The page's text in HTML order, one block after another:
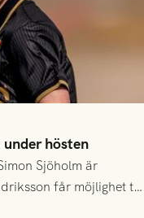
hösten
Sjöholm är
får möjlighet till